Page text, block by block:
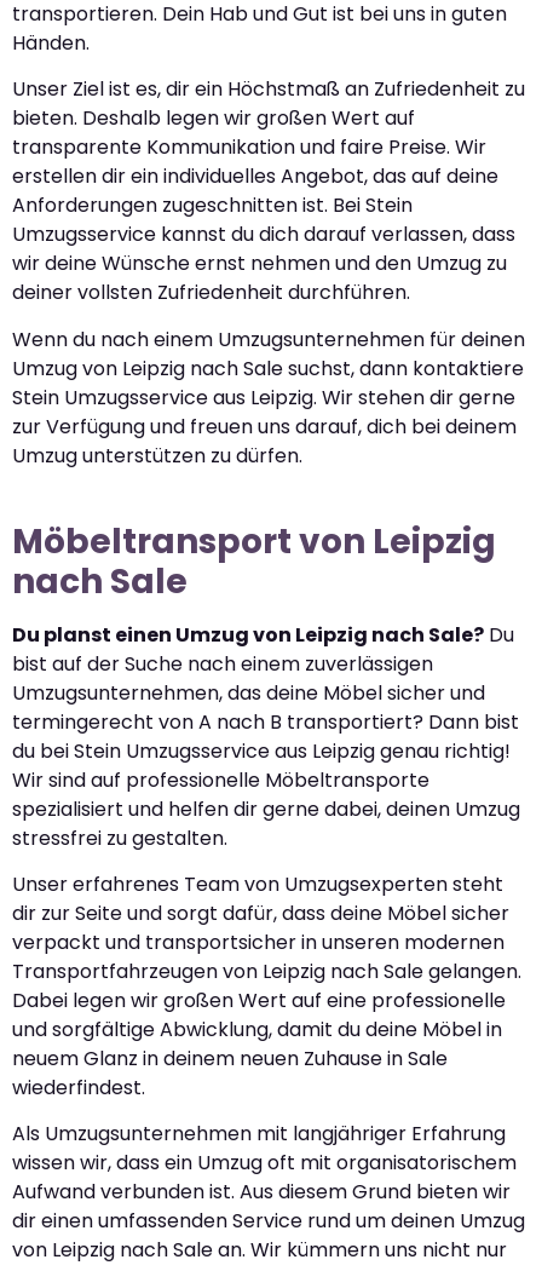
transportieren. Dein Hab und Gut ist bei uns in guten
Händen.
Unser Ziel ist es, dir ein Höchstmaß an Zufriedenheit zu
bieten. Deshalb legen wir großen Wert auf
transparente Kommunikation und faire Preise. Wir
erstellen dir ein individuelles Angebot, das auf deine
Anforderungen zugeschnitten ist. Bei Stein
Umzugsservice kannst du dich darauf verlassen, dass
wir deine Wünsche ernst nehmen und den Umzug zu
deiner vollsten Zufriedenheit durchführen.
Wenn du nach einem Umzugsunternehmen für deinen
Umzug von Leipzig nach Sale suchst, dann kontaktiere
Stein Umzugsservice aus Leipzig. Wir stehen dir gerne
zur Verfügung und freuen uns darauf, dich bei deinem
Umzug unterstützen zu dürfen.
Möbeltransport von Leipzig
nach Sale
Du planst einen Umzug von Leipzig nach Sale? Du
bist auf der Suche nach einem zuverlässigen
Umzugsunternehmen, das deine Möbel sicher und
termingerecht von A nach B transportiert? Dann bist
du bei Stein Umzugsservice aus Leipzig genau richtig!
Wir sind auf professionelle Möbeltransporte
spezialisiert und helfen dir gerne dabei, deinen Umzug
stressfrei zu gestalten.
Unser erfahrenes Team von Umzugsexperten steht
dir zur Seite und sorgt dafür, dass deine Möbel sicher
verpackt und transportsicher in unseren modernen
Transportfahrzeugen von Leipzig nach Sale gelangen.
Dabei legen wir großen Wert auf eine professionelle
und sorgfältige Abwicklung, damit du deine Möbel in
neuem Glanz in deinem neuen Zuhause in Sale
wiederfindest.
Als Umzugsunternehmen mit langjähriger Erfahrung
wissen wir, dass ein Umzug oft mit organisatorischem
Aufwand verbunden ist. Aus diesem Grund bieten wir
dir einen umfassenden Service rund um deinen Umzug
von Leipzig nach Sale an. Wir kümmern uns nicht nur